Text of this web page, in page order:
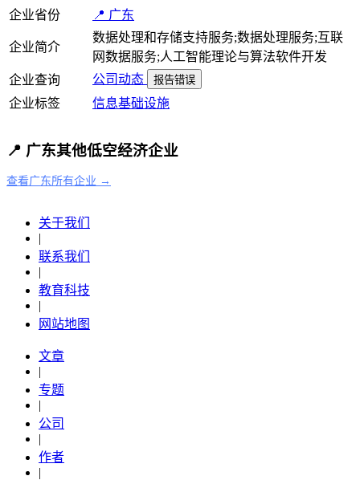
企业省份 📍 广东
企业简介
数据处理和存储支持服务;数据处理服务;互联
网数据服务;人工智能理论与算法软件开发
企业查询
公司动态 报告错误
企业标签 信息基础设施
📍 广东其他低空经济企业
查看广东所有企业 →
关于我们
|
联系我们
|
教育科技
|
网站地图
文章
|
专题
|
公司
|
作者
|